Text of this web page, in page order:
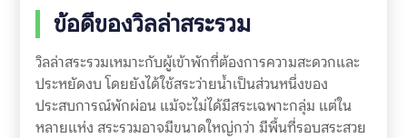
ข้อดีของวิลล่าสระรวม
วิลล่าสระรวมเหมาะกับผู้เข้าพักที่ต้องการความสะดวกและ
ประหยัดงบ โดยยังได้ใช้สระว่ายน้ำเป็นส่วนหนึ่งของ
ประสบการณ์พักผ่อน แม้จะไม่ได้มีสระเฉพาะกลุ่ม แต่ใน
หลายแห่ง สระรวมอาจมีขนาดใหญ่กว่า มีพื้นที่รอบสระสวย